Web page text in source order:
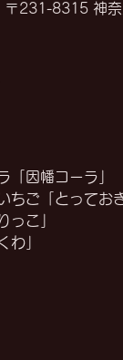
8315 神奈
「因幡コーラ」
ちご「とってお
っこ」
わ」